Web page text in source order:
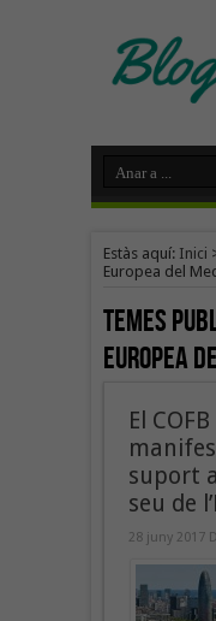
Estàs aquí: Inici
Europea del
Temes
Europea
El
suport
seu de
28 juny 2017